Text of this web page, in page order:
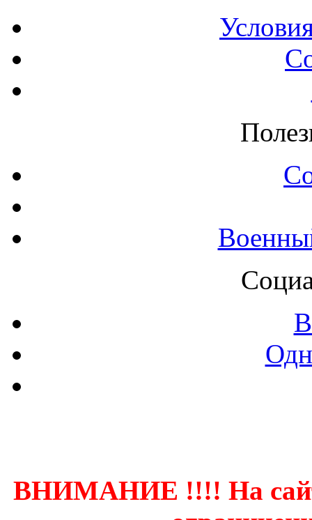
ВНИМАНИЕ !!!! На